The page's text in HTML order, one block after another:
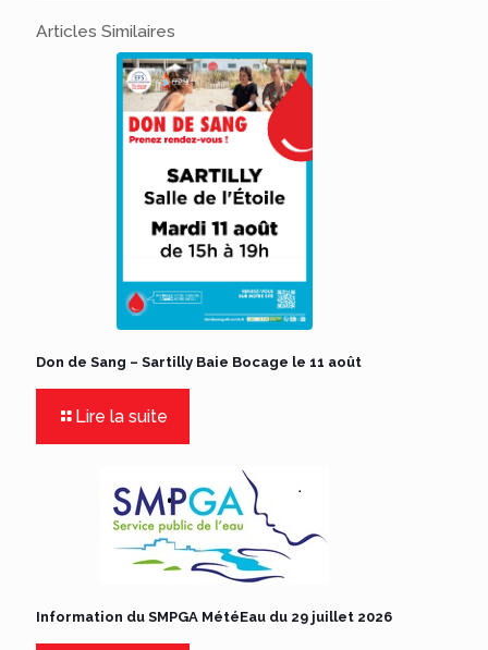
Articles Similaires
Don de Sang – Sartilly Baie Bocage le 11 août
Lire la suite
Information du SMPGA MétéEau du 29 juillet 2026